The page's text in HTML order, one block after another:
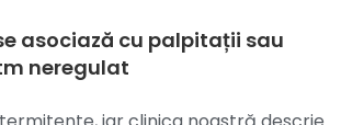
asociază cu palpitații sau
neregulat